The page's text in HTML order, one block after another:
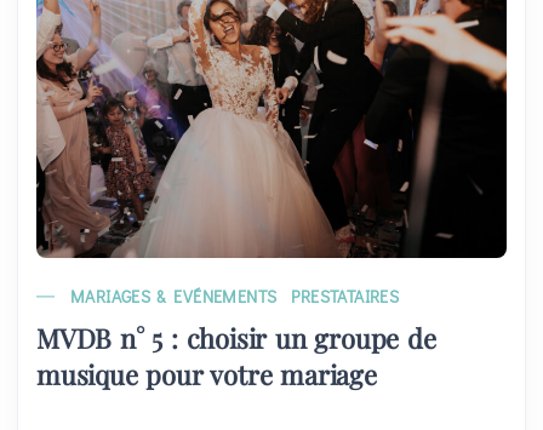
MARIAGES & EVÉNEMENTS PRESTATAIRES
MVDB n° 5 : choisir un groupe de
musique pour votre mariage